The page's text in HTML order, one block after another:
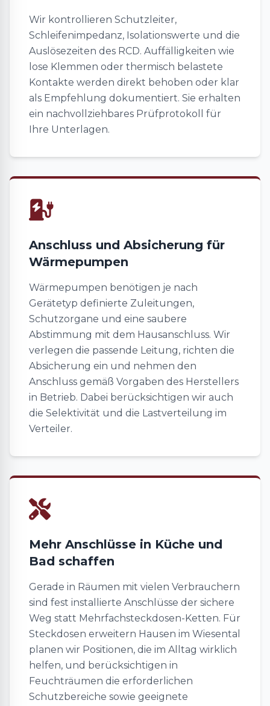
Wir kontrollieren Schutzleiter,
Schleifenimpedanz, Isolationswerte und die
Auslösezeiten des RCD. Auffälligkeiten wie
lose Klemmen oder thermisch belastete
Kontakte werden direkt behoben oder klar
als Empfehlung dokumentiert. Sie erhalten
ein nachvollziehbares Prüfprotokoll für
Ihre Unterlagen.
Anschluss und Absicherung für
Wärmepumpen
Wärmepumpen benötigen je nach
Gerätetyp definierte Zuleitungen,
Schutzorgane und eine saubere
Abstimmung mit dem Hausanschluss. Wir
verlegen die passende Leitung, richten die
Absicherung ein und nehmen den
Anschluss gemäß Vorgaben des Herstellers
in Betrieb. Dabei berücksichtigen wir auch
die Selektivität und die Lastverteilung im
Verteiler.
Mehr Anschlüsse in Küche und
Bad schaffen
Gerade in Räumen mit vielen Verbrauchern
sind fest installierte Anschlüsse der sichere
Weg statt Mehrfachsteckdosen-Ketten. Für
Steckdosen erweitern Hausen im Wiesental
planen wir Positionen, die im Alltag wirklich
helfen, und berücksichtigen in
Feuchträumen die erforderlichen
Schutzbereiche sowie geeignete